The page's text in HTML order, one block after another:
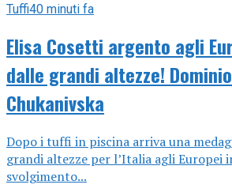
Tuffi40 minuti fa
Elisa Cosetti argento agli
dalle grandi altezze!
Chukanivska
Dopo i tuffi in piscina arriva una
grandi altezze per l’Italia agli Europei
svolgimento...